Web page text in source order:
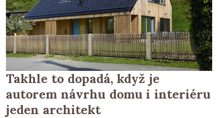
Takhle to dopadá, když je
autorem návrhu domu i interiéru
jeden architekt